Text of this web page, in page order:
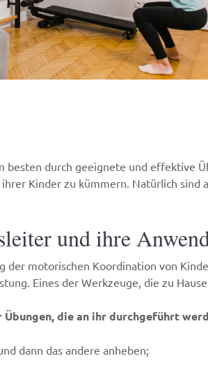
besten durch geeignete und effektive
Kinder zu kümmern. Natürlich
und ihre
der motorischen Koordination von
Eines der Werkzeuge, die zu
die an ihr durchgeführt
dann das andere anheben;